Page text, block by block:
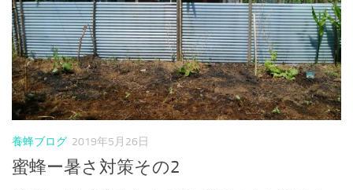
養蜂ブログ 2019年5月26日
蜜蜂ー暑さ対策その2